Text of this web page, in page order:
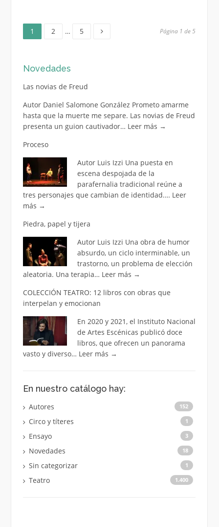
Paginación
entradas
Página
1 Página
2 … Página
5 Página 1 de 5
Novedades
Las novias de Freud
Autor Daniel Salomone González Prometo amarme
hasta que la muerte me separe. Las novias de Freud
presenta un guion cautivador… Leer más →
Proceso
Autor Luis Izzi Una puesta en
escena despojada de la
parafernalia tradicional reúne a
tres personajes que cambian de identidad.… Leer
más →
Piedra, papel y tijera
Autor Luis Izzi Una obra de humor
absurdo, un ciclo interminable, un
trastorno, un problema de elección
aleatoria. Una terapia… Leer más →
COLECCIÓN TEATRO: 12 libros con obras que
interpelan y emocionan
En 2020 y 2021, el Instituto Nacional
de Artes Escénicas publicó doce
libros, que ofrecen un panorama
vasto y diverso… Leer más →
En nuestro catálogo hay:
Autores 152
Circo y títeres 1
Ensayo 3
Novedades 18
Sin categorizar 1
Teatro 1.400